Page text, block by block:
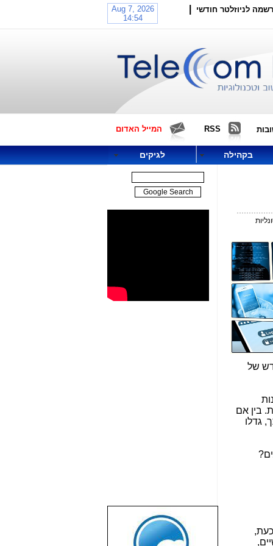
לניוזלטר חודשי
RSS המייל האדום
בקהילה לגיקים
של
במגוון ענפים. חברות רבות דחסו מה שהרגיש כמו 5 שנות
בין אם
גדלו
שבוע טוב לכל
הגולשים באשר